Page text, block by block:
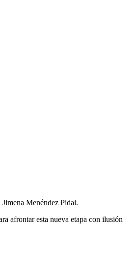
Menéndez Pidal.
afrontar esta nueva etapa con ilusión